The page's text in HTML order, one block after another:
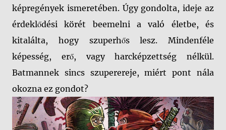
képregények ismeretében. Úgy gondolta, ideje az
érdeklődési körét beemelni a való életbe, és
kitalálta, hogy szuperhős lesz. Mindenféle
képesség, erő, vagy harcképzettség nélkül.
Batmannek sincs szuperereje, miért pont nála
okozna ez gondot?